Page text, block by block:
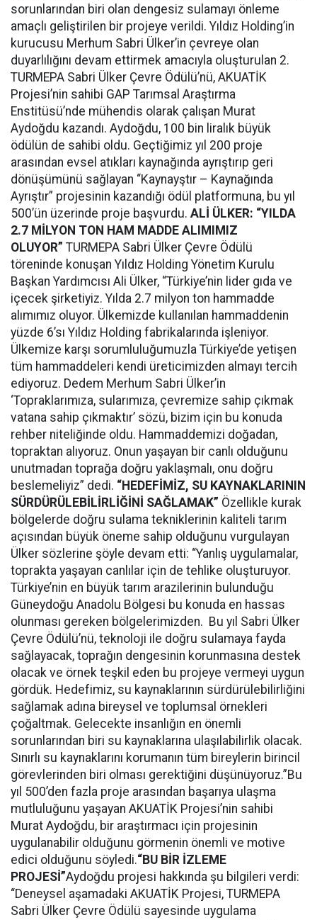
sorunlarından biri olan dengesiz sulamayı önleme
amaçlı geliştirilen bir projeye verildi. Yıldız Holding’in
kurucusu Merhum Sabri Ülker’in çevreye olan
duyarlılığını devam ettirmek amacıyla oluşturulan 2.
TURMEPA Sabri Ülker Çevre Ödülü’nü, AKUATİK
Projesi’nin sahibi GAP Tarımsal Araştırma
Enstitüsü’nde mühendis olarak çalışan Murat
Aydoğdu kazandı. Aydoğdu, 100 bin liralık büyük
ödülün de sahibi oldu. Geçtiğimiz yıl 200 proje
arasından evsel atıkları kaynağında ayrıştırıp geri
dönüşümünü sağlayan “Kaynayştır – Kaynağında
Ayrıştır” projesinin kazandığı ödül platformuna, bu yıl
500’ün üzerinde proje başvurdu. ALİ ÜLKER: “YILDA
2.7 MİLYON TON HAM MADDE ALIMIMIZ
OLUYOR” TURMEPA Sabri Ülker Çevre Ödülü
töreninde konuşan Yıldız Holding Yönetim Kurulu
Başkan Yardımcısı Ali Ülker, “Türkiye’nin lider gıda ve
içecek şirketiyiz. Yılda 2.7 milyon ton hammadde
alımımız oluyor. Ülkemizde kullanılan hammaddenin
yüzde 6’sı Yıldız Holding fabrikalarında işleniyor.
Ülkemize karşı sorumluluğumuzla Türkiye’de yetişen
tüm hammaddeleri kendi üreticimizden almayı tercih
ediyoruz. Dedem Merhum Sabri Ülker’in
‘Topraklarımıza, sularımıza, çevremize sahip çıkmak
vatana sahip çıkmaktır’ sözü, bizim için bu konuda
rehber niteliğinde oldu. Hammaddemizi doğadan,
topraktan alıyoruz. Onun yaşayan bir canlı olduğunu
unutmadan toprağa doğru yaklaşmalı, onu doğru
beslemeliyiz” dedi. “HEDEFİMİZ, SU KAYNAKLARININ
SÜRDÜRÜLEBİLİRLİĞİNİ SAĞLAMAK” Özellikle kurak
bölgelerde doğru sulama tekniklerinin kaliteli tarım
açısından büyük öneme sahip olduğunu vurgulayan
Ülker sözlerine şöyle devam etti: “Yanlış uygulamalar,
toprakta yaşayan canlılar için de tehlike oluşturuyor.
Türkiye’nin en büyük tarım arazilerinin bulunduğu
Güneydoğu Anadolu Bölgesi bu konuda en hassas
olunması gereken bölgelerimizden. Bu yıl Sabri Ülker
Çevre Ödülü’nü, teknoloji ile doğru sulamaya fayda
sağlayacak, toprağın dengesinin korunmasına destek
olacak ve örnek teşkil eden bu projeye vermeyi uygun
gördük. Hedefimiz, su kaynaklarının sürdürülebilirliğini
sağlamak adına bireysel ve toplumsal örnekleri
çoğaltmak. Gelecekte insanlığın en önemli
sorunlarından biri su kaynaklarına ulaşılabilirlik olacak.
Sınırlı su kaynaklarını korumanın tüm bireylerin birincil
görevlerinden biri olması gerektiğini düşünüyoruz.”Bu
yıl 500’den fazla proje arasından başarıya ulaşma
mutluluğunu yaşayan AKUATİK Projesi’nin sahibi
Murat Aydoğdu, bir araştırmacı için projesinin
uygulanabilir olduğunu görmenin önemli ve motive
edici olduğunu söyledi.“BU BİR İZLEME
PROJESİ”Aydoğdu projesi hakkında şu bilgileri verdi:
“Deneysel aşamadaki AKUATİK Projesi, TURMEPA
Sabri Ülker Çevre Ödülü sayesinde uygulama